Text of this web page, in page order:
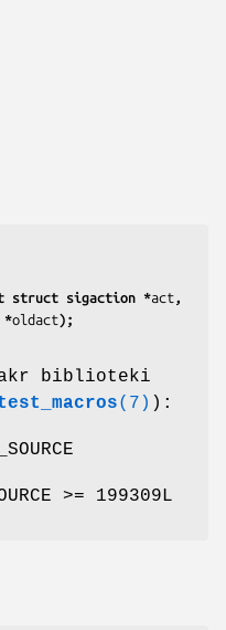
struct sigaction *act ,
*
oldact);
biblioteki
(7) ):
>= 199309L